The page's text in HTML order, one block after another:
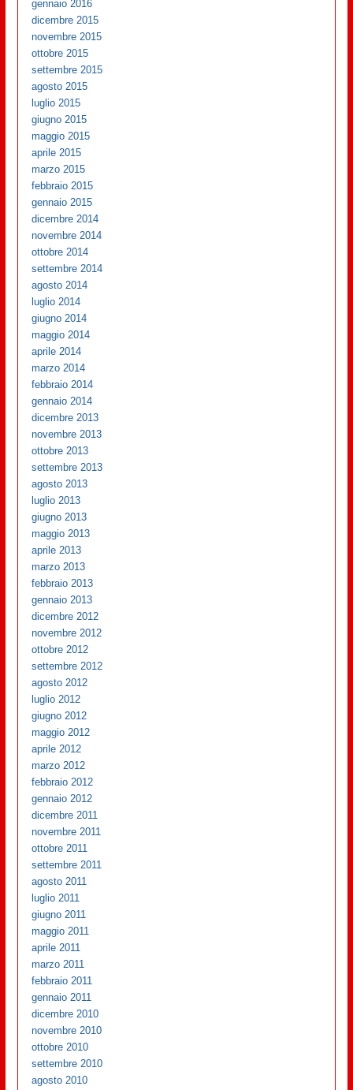
gennaio 2016
dicembre 2015
novembre 2015
ottobre 2015
settembre 2015
agosto 2015
luglio 2015
giugno 2015
maggio 2015
aprile 2015
marzo 2015
febbraio 2015
gennaio 2015
dicembre 2014
novembre 2014
ottobre 2014
settembre 2014
agosto 2014
luglio 2014
giugno 2014
maggio 2014
aprile 2014
marzo 2014
febbraio 2014
gennaio 2014
dicembre 2013
novembre 2013
ottobre 2013
settembre 2013
agosto 2013
luglio 2013
giugno 2013
maggio 2013
aprile 2013
marzo 2013
febbraio 2013
gennaio 2013
dicembre 2012
novembre 2012
ottobre 2012
settembre 2012
agosto 2012
luglio 2012
giugno 2012
maggio 2012
aprile 2012
marzo 2012
febbraio 2012
gennaio 2012
dicembre 2011
novembre 2011
ottobre 2011
settembre 2011
agosto 2011
luglio 2011
giugno 2011
maggio 2011
aprile 2011
marzo 2011
febbraio 2011
gennaio 2011
dicembre 2010
novembre 2010
ottobre 2010
settembre 2010
agosto 2010